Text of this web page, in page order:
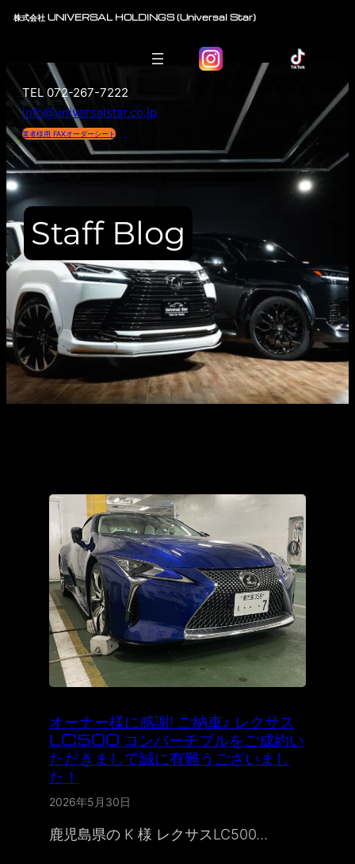
内
ス
キ
ッ
プ
株式会社 UNIVERSAL HOLDINGS (Universal Star)
TEL 072-267-7222
info@universalstar.co.jp
業者様用 FAXオーダーシート
Staff Blog
オーナー様に感謝! ご納車♪ レクサス
LC500 コンバーチブルをご成約い
ただきまして誠に有難うございまし
た！
2026年5月30日
鹿児島県の K 様 レクサスLC500…